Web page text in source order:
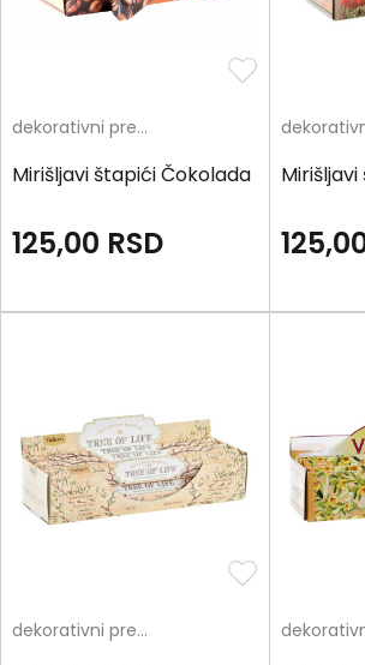
dekorativni predmeti
Mirišljavi štapići Čokolada
125,00 RSD
dekorativni predmeti